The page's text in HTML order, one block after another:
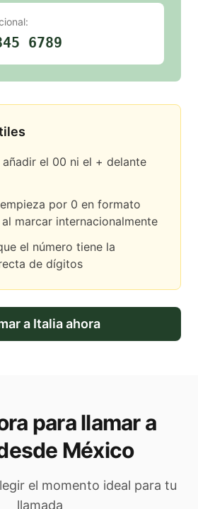
6789
añadir el 00 ni el + delante
por 0 en formato
marcar internacionalmente
el número tiene la
de dígitos
a Italiaahora
para llamar a
México
el momento ideal para tu
llamada